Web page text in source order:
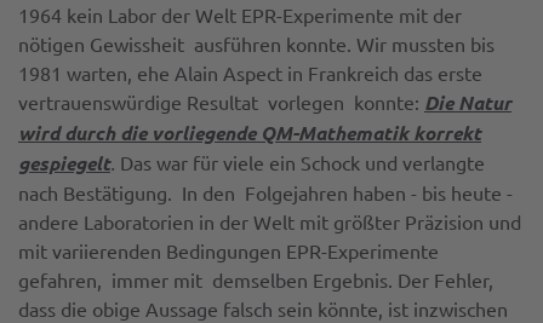
1964 kein Labor der Welt EPR-Experimente mit der
nötigen Gewissheit ausführen konnte. Wir mussten bis
1981 warten, ehe Alain Aspect in Frankreich das erste
vertrauenswürdige Resultat vorlegen konnte: Die Natur
wird durch die vorliegende QM-Mathematik korrekt
gespiegelt. Das war für viele ein Schock und verlangte
nach Bestätigung. In den Folgejahren haben - bis heute -
andere Laboratorien in der Welt mit größter Präzision und
mit variierenden Bedingungen EPR-Experimente
gefahren, immer mit demselben Ergebnis. Der Fehler,
dass die obige Aussage falsch sein könnte, ist inzwischen